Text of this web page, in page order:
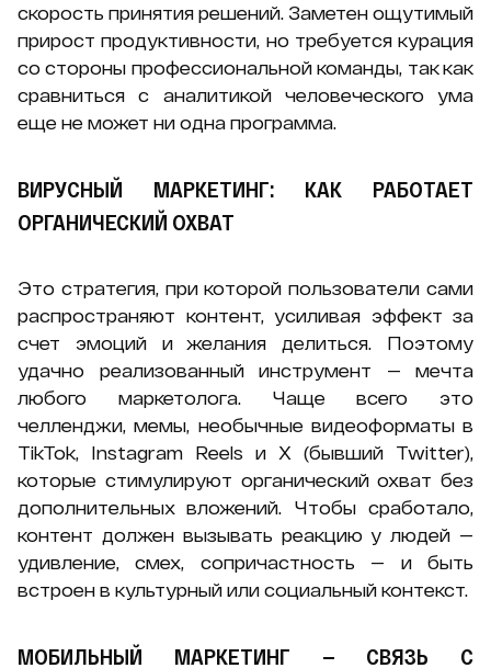
скорость принятия решений. Заметен ощутимый
прирост продуктивности, но требуется курация
со стороны профессиональной команды, так как
сравниться с аналитикой человеческого ума
еще не может ни одна программа.
ВИРУСНЫЙ МАРКЕТИНГ: КАК РАБОТАЕТ
ОРГАНИЧЕСКИЙ ОХВАТ
Это стратегия, при которой пользователи сами
распространяют контент, усиливая эффект за
счет эмоций и желания делиться. Поэтому
удачно реализованный инструмент — мечта
любого маркетолога. Чаще всего это
челленджи, мемы, необычные видеоформаты в
TikTok, Instagram Reels и X (бывший Twitter),
которые стимулируют органический охват без
дополнительных вложений. Чтобы сработало,
контент должен вызывать реакцию у людей —
удивление, смех, сопричастность — и быть
встроен в культурный или социальный контекст.
МОБИЛЬНЫЙ МАРКЕТИНГ — СВЯЗЬ С